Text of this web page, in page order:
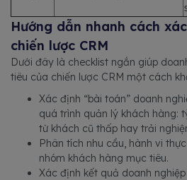
Hướng dẫn nhanh cách
chiến lược CRM
Dưới đây là checklist ngắn giúp
tiêu của chiến lược CRM một cách
Xác định “bài toán” doanh
quá trình quản lý khách hàng:
từ khách cũ thấp hay trải
Phân tích nhu cầu, hành vi
nhóm khách hàng mục tiêu.
Xác định kết quả doanh